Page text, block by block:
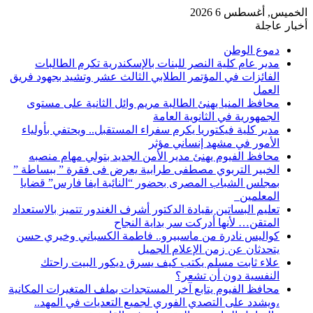
الخميس, أغسطس 6 2026
أخبار عاجلة
دموع الوطن
مدير عام كلية النصر للبنات بالإسكندرية تكرم الطالبات
الفائزات في المؤتمر الطلابي الثالث عشر وتشيد بجهود فريق
العمل
محافظ المنيا يهنئ الطالبة مريم وائل الثانية على مستوى
الجمهورية في الثانوية العامة
مدير كلية فيكتوريا يكرم سفراء المستقبل.. ويحتفي بأولياء
الأمور في مشهد إنساني مؤثر
محافظ الفيوم يهنئ مدير الأمن الجديد بتولي مهام منصبه
الخبير التربوي مصطفى طرابية يعرض فى فقرة ” ببساطة ”
بمجلس الشباب المصرى بحضور “النائبة ايفا فارس” قضايا
المعلمين
تعليم البساتين بقيادة الدكتور أشرف الغندور تتميز بالاستعداد
المتقن… لأنها أدركت سر بداية النجاح
كواليس نادرة من ماسبيرو.. فاطمة الكسباني وخيري حسن
يتحدثان عن زمن الإعلام الجميل
علاء ثابت مسلم يكتب كيف يسرق ديكور البيت راحتك
النفسية دون أن تشعر؟
محافظ الفيوم يتابع آخر المستجدات بملف المتغيرات المكانية
،ويشدد على التصدي الفوري لجميع التعديات في المهد..